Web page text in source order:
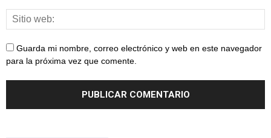
Guarda mi nombre, correo electrónico y web en este navegador
para la próxima vez que comente.